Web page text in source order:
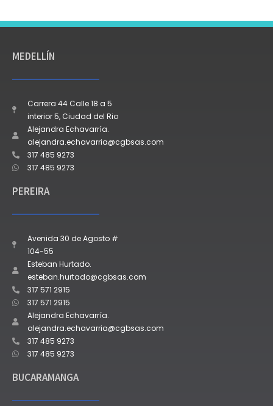
MEDELLÍN
Carrera 44 Calle 18 a 5
interior 5, Ciudad del Rio
Alejandra Echavarría.
alejandra.echavarria@cgbsas.com
317 485 9273
317 485 9273
PEREIRA
Avenida 30 de Agosto #
104-55
Esteban Hurtado.
esteban.hurtado@cgbsas.com
317 571 2915
317 571 2915
Alejandra Echavarría.
alejandra.echavarria@cgbsas.com
317 485 9273
317 485 9273
BUCARAMANGA